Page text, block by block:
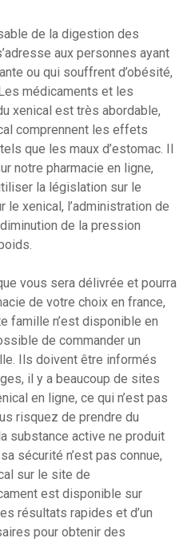
de la digestion des
aux personnes ayant
ou qui souffrent d’obésité,
médicaments et les
xenical est très abordable,
comprennent les effets
que les maux d’estomac. Il
notre pharmacie en ligne,
la législation sur le
le xenical, l’administration de
de la pression
vous sera délivrée et pourra
de votre choix en france,
famille n’est disponible en
de commander un
Ils doivent être informés
il y a beaucoup de sites
en ligne, ce qui n’est pas
risquez de prendre du
substance active ne produit
sécurité n’est pas connue,
sur le site de
est disponible sur
résultats rapides et d’un
pour obtenir des